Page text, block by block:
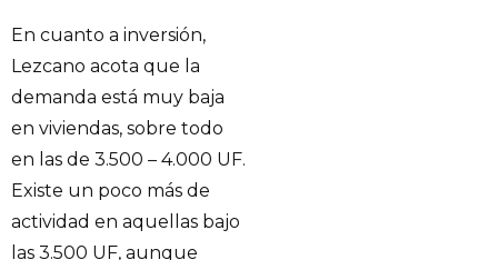
En cuanto a inversión,
Lezcano acota que la
demanda está muy baja
en viviendas, sobre todo
en las de 3.500 – 4.000 UF.
Existe un poco más de
actividad en aquellas bajo
las 3.500 UF, aunque